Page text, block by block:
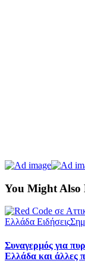
You Might Also
Ελλάδα Ειδήσεις
Συναγερμός για
Ελλάδα και άλλες